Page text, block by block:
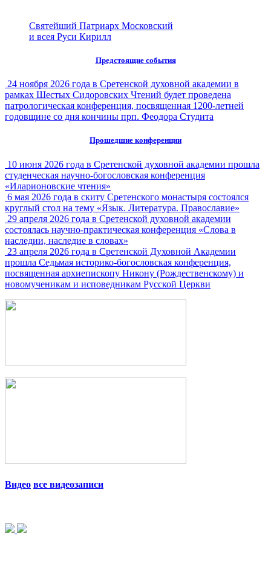
Святейший Патриарх Московский
и всея Руси Кирилл
Предстоящие события
24 ноября 2026 года в Сретенской духовной академии в
рамках Шестых Сидоровских Чтений будет проведена
патрологическая конференция, посвященная 1200-летней
годовщине со дня кончины прп. Феодора Студита
Прошедшие конференции
10 июня 2026 года в Сретенской духовной академии прошла
студенческая научно-богословская конференция
«Иларионовские чтения»
6 мая 2026 года в скиту Сретенского монастыря состоялся
круглый стол на тему «Язык. Литература. Православие»
29 апреля 2026 года в Сретенской духовной академии
состоялась научно-практическая конференция «Слова в
наследии, наследие в словах»
23 апреля 2026 года в Сретенской Духовной Академии
прошла Седьмая историко-богословская конференция,
посвященная архиепископу Никону (Рождественскому) и
новомученикам и исповедникам Русской Церкви
Видео все видеозаписи